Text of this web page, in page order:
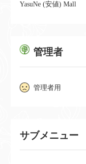
YasuNe (安値) Mall
管理者
管理者用
サブメニュー